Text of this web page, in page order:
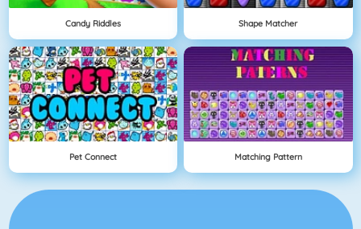
Candy Riddles Shape Matcher
Pet Connect Matching Pattern